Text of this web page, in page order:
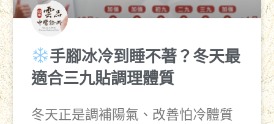
手腳冰冷到睡不著？冬天最
適合三九貼調理體質
冬天正是調補陽氣、改善怕冷體質